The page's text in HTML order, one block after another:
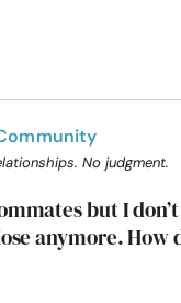
No judgment.
but I
anymore. How